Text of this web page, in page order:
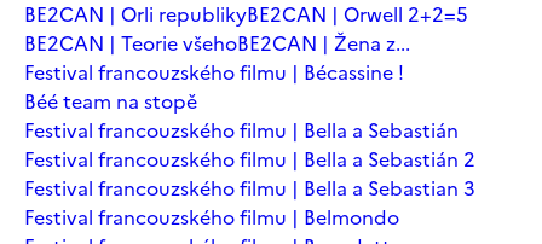
BE2CAN | Orli republikyBE2CAN | Orwell 2+2=5
BE2CAN | Teorie všehoBE2CAN | Žena z...
Festival francouzského filmu | Bécassine !
Béé team na stopě
Festival francouzského filmu | Bella a Sebastián
Festival francouzského filmu | Bella a Sebastián 2
Festival francouzského filmu | Bella a Sebastian 3
Festival francouzského filmu | Belmondo